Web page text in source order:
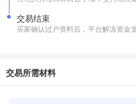
交易结束
买家确认过户资料后，平台解冻资金
交易所需材料